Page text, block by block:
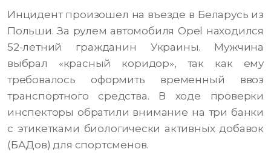
Инцидент произошел на въезде в Беларусь из
Польши. За рулем автомобиля Opel находился
52-летний гражданин Украины. Мужчина
выбрал «красный коридор», так как ему
требовалось оформить временный ввоз
транспортного средства. В ходе проверки
инспекторы обратили внимание на три банки
с этикетками биологически активных добавок
(БАДов) для спортсменов.